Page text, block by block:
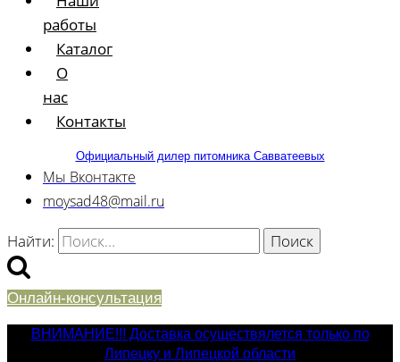
работы
Каталог
О
нас
Контакты
Официальный дилер питомника Савватеевых
Мы Вконтакте
moysad48@mail.ru
Найти:
Онлайн-консультация
ВНИМАНИЕ!!! Доставка осуществялется только по
Липецку и Липецкой области